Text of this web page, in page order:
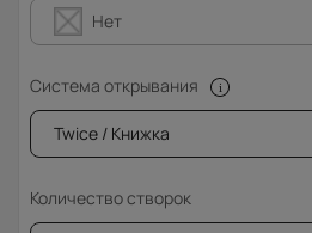
Нет
Система открывания
Twice / Книжка
Количество створок